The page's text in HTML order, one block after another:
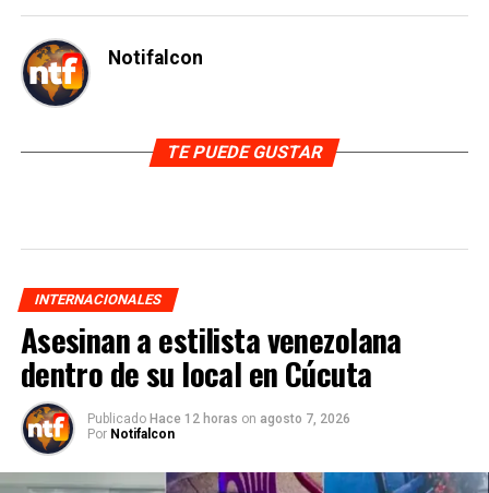
Notifalcon
TE PUEDE GUSTAR
INTERNACIONALES
Asesinan a estilista venezolana
dentro de su local en Cúcuta
Publicado Hace 12 horas on agosto 7, 2026
Por Notifalcon